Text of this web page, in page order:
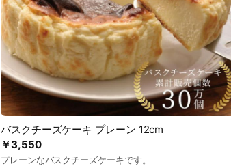
￥3,550
バスクチーズケーキ プレーン 12cm
プレーンなバスクチーズケーキです。